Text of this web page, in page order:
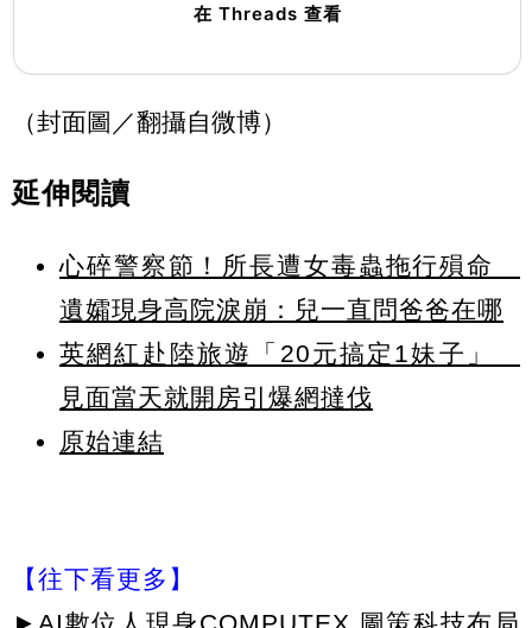
在 Threads 查看
（封面圖／翻攝自微博）
延伸閱讀
心碎警察節！所長遭女毒蟲拖行殞命
遺孀現身高院淚崩：兒一直問爸爸在哪
英網紅赴陸旅遊「20元搞定1妹子」
見面當天就開房引爆網撻伐
原始連結
【往下看更多】